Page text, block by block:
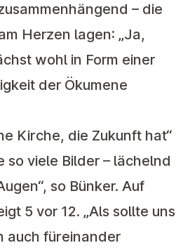
– die
Herzen lagen: „Ja,
wohl in Form einer
der Ökumene
Kirche, die Zukunft hat“
so viele Bilder – lächelnd
so Bünker. Auf
5 vor 12. „Als sollte uns
auch füreinander